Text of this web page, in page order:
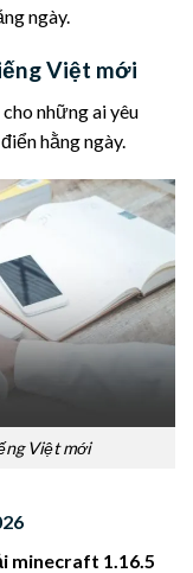
ngày.
Việt mới
những ai yêu
hằng ngày.
Việt mới
minecraft 1.16.5